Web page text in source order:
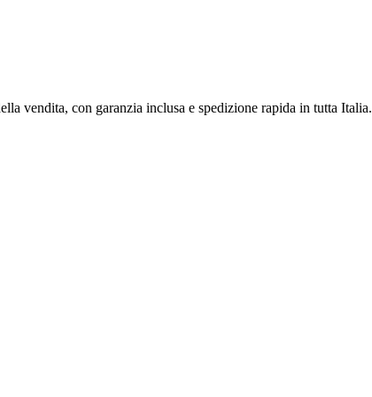
vendita, con garanzia inclusa e spedizione rapida in tutta Italia.